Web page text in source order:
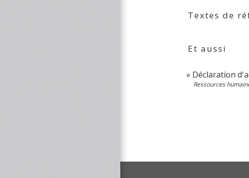
Textes de
Et aussi
Déclaration
Ressources